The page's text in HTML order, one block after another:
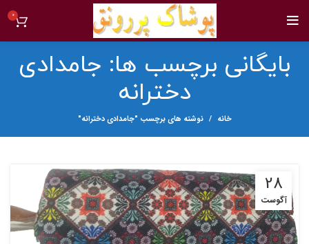
0
بایگانی برچسب ها: جامدادی
دخترانه
خانه نوشته های برچسب "جامدادی دخترانه"
28
آگوست